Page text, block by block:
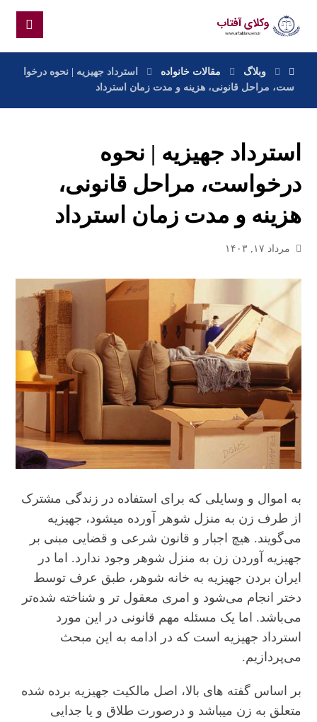
وبلاگ مقالات خانواده
استرداد جهیزیه | نحوه درخوا
ست، مراحل قانونی، هزینه و مدت زمان استرداد
استرداد جهیزیه | نحوه
درخواست، مراحل قانونی،
هزینه و مدت زمان استرداد
مرداد ۱۷, ۱۴۰۳
به اموال و وسایلی که برای استفاده در زندگی مشترک
از طرف زن به منزل شوهر آورده میشود، جهیزیه
می‌گویند. هیچ اجبار و قانون شرعی و قضایی مبنی بر
جهیزیه آوردن زن به منزل شوهر وجود ندارد. اما در
ایران بردن جهیزیه به خانه شوهر، طبق عرف توسط
دختر انجام می‌شود و امری معقول تر و شناخته شده‌تر
می‌باشد. اما یک مسئله مهم قانونی در این مورد
استرداد جهیزیه است که در ادامه به این مبحث
می‌پردازیم.
بر اساس گفته های بالا، اصل مالکیت جهیزیه برده شده
متعلق به زن میباشد و درصورت طلاق و یا جدایی